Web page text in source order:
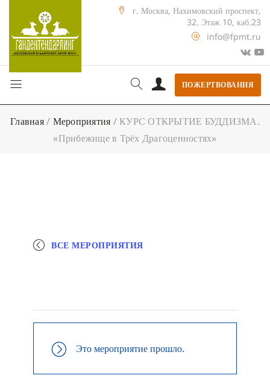
г. Москва, Нахимовский проспект,
32. Этаж 10, каб.23
info@fpmt.ru
ПОЖЕРТВОВАНИЯ
Главная/ Мероприятия / КУРС ОТКРЫТИЕ БУДДИЗМА.
«Прибежище в Трёх Драгоценностях»
ВСЕ МЕРОПРИЯТИЯ
Это мероприятие прошло.